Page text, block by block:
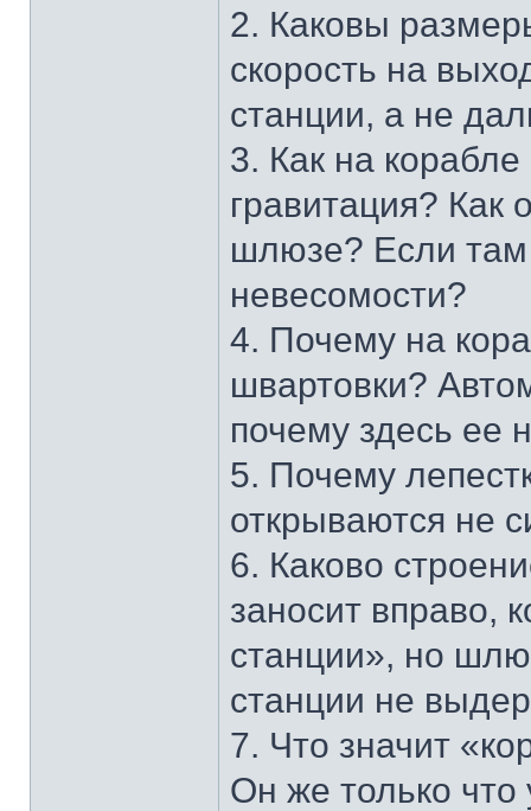
2. Каковы
скорость на
станции, а не
3. Как на корабле
гравитация?
шлюзе? Если там
невесомости?
4. Почему на
швартовки?
почему здесь ее
5. Почему
открываются не
6. Каково
заносит вправо,
станции», но
станции не
7. Что значит
Он же только